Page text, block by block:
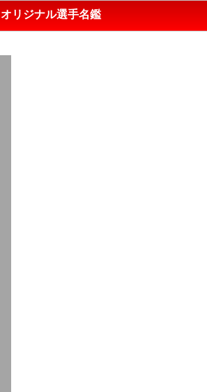
オリジナル選手名鑑